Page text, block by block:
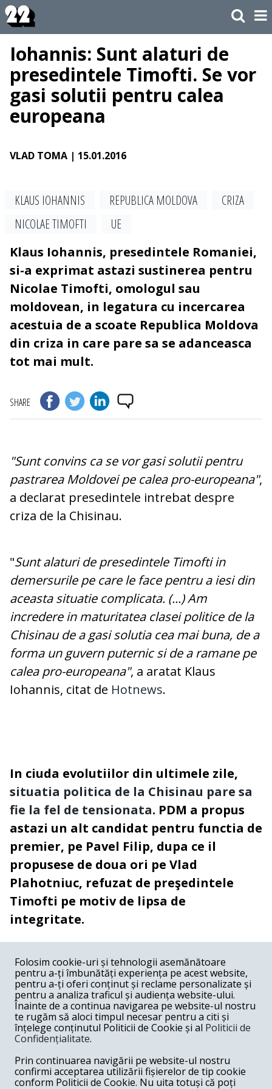
Iohannis: Sunt alaturi de
presedintele Timofti. Se vor
gasi solutii pentru calea
europeana
VLAD TOMA | 15.01.2016
KLAUS IOHANNIS REPUBLICA MOLDOVA
CRIZA
NICOLAE TIMOFTI
UE
Klaus Iohannis, presedintele Romaniei,
si-a exprimat astazi sustinerea pentru
Nicolae Timofti, omologul sau
moldovean, in legatura cu incercarea
acestuia de a scoate Republica Moldova
din criza in care pare sa se adanceasca
tot mai mult.
SHARE
"Sunt convins ca se vor gasi solutii pentru
pastrarea Moldovei pe calea pro-europeana",
a declarat presedintele intrebat despre
criza de la Chisinau.
"Sunt alaturi de presedintele Timofti in
demersurile pe care le face pentru a iesi din
aceasta situatie complicata. (...) Am
incredere in maturitatea clasei politice de la
Chisinau de a gasi solutia cea mai buna, de a
forma un guvern puternic si de a ramane pe
calea pro-europeana", a aratat Klaus
Iohannis, citat de Hotnews.
In ciuda evolutiilor din ultimele zile,
situatia politica de la Chisinau pare sa
fie la fel de tensionata. PDM a propus
astazi un alt candidat pentru functia de
premier, pe Pavel Filip, dupa ce il
propusese de doua ori pe Vlad
Plahotniuc, refuzat de preşedintele
Timofti pe motiv de lipsa de
integritate.
COMENTARII
Nume
Email
Folosim cookie-uri și tehnologii asemănătoare
pentru a-ți îmbunătăți experiența pe acest website,
pentru a-ți oferi conținut și reclame personalizate și
pentru a analiza traficul și audiența website-ului.
Înainte de a continua navigarea pe website-ul nostru
te rugăm să aloci timpul necesar pentru a citi și
înțelege conținutul Politicii de Cookie și al Politicii de
Confidențialitate.
Prin continuarea navigării pe website-ul nostru
confirmi acceptarea utilizării fișierelor de tip cookie
conform Politicii de Cookie. Nu uita totuși că poți